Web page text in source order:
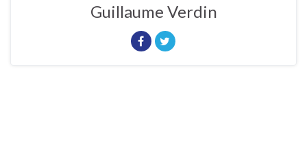
Guillaume Verdin